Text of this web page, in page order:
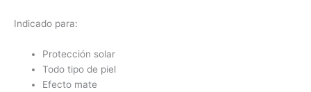
Indicado para:
Protección solar
Todo tipo de piel
Efecto mate